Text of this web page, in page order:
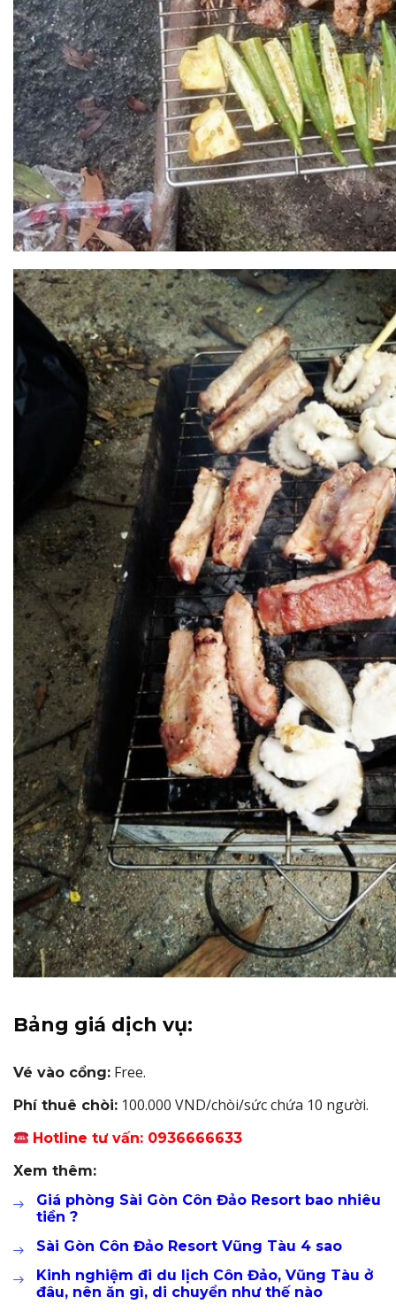
Bảng giá dịch vụ:
Vé vào cổng: Free.
Phí thuê chòi: 100.000 VND/chòi/sức chứa 10 người.
Hotline tư vấn: 0936666633
Xem thêm:
Giá phòng Sài Gòn Côn Đảo Resort bao nhiêu
tiền ?
Sài Gòn Côn Đảo Resort Vũng Tàu 4 sao
Kinh nghiệm đi du lịch Côn Đảo, Vũng Tàu ở
đâu, nên ăn gì, di chuyển như thế nào